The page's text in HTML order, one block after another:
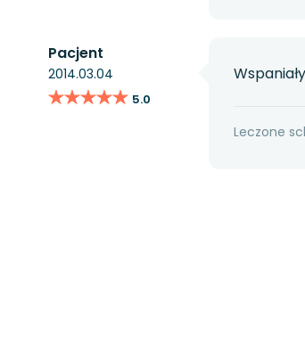
Pacjent
2014.03.04
★★★★★
★★★★★ 5.0
Leczone